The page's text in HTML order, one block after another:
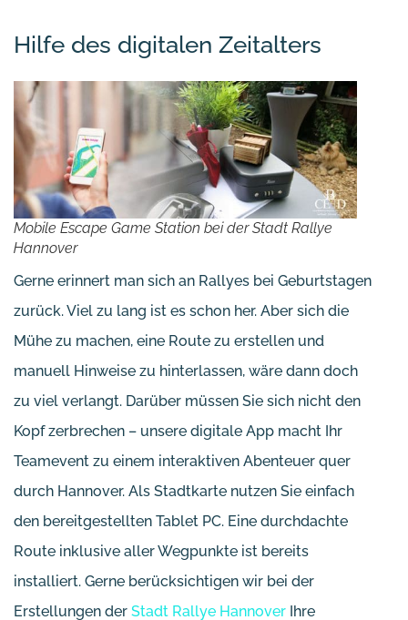
Hilfe des digitalen Zeitalters
Mobile Escape Game Station bei der Stadt Rallye
Hannover
Gerne erinnert man sich an Rallyes bei Geburtstagen
zurück. Viel zu lang ist es schon her. Aber sich die
Mühe zu machen, eine Route zu erstellen und
manuell Hinweise zu hinterlassen, wäre dann doch
zu viel verlangt. Darüber müssen Sie sich nicht den
Kopf zerbrechen – unsere digitale App macht Ihr
Teamevent zu einem interaktiven Abenteuer quer
durch Hannover. Als Stadtkarte nutzen Sie einfach
den bereitgestellten Tablet PC. Eine durchdachte
Route inklusive aller Wegpunkte ist bereits
installiert. Gerne berücksichtigen wir bei der
Erstellungen der Stadt Rallye Hannover Ihre